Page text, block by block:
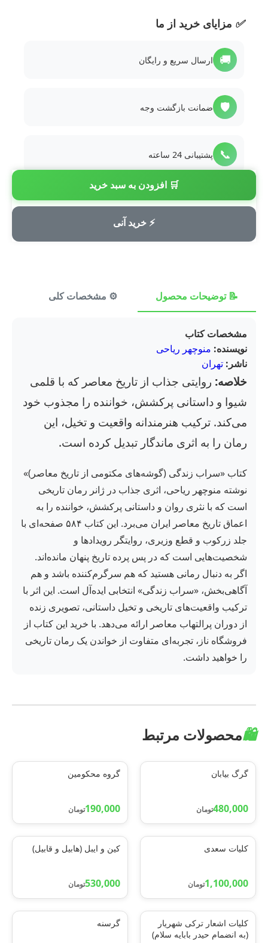
🛒 افزودن به سبد خرید
⚡ خرید آنی
✅ مزایای خرید از ما
🚚 ارسال سریع و رایگان
🛡️ ضمانت بازگشت وجه
📞 پشتیبانی 24 ساعته
💳 پرداخت امن
📝 توضیحات محصول ⚙️ مشخصات کلی
مشخصات کتاب
نویسنده: منوچهر ریاحی
ناشر: تهران
خلاصه: روایتی جذاب از تاریخ معاصر که با قلمی
شیوا و داستانی پرکشش، خواننده را مجذوب خود
می‌کند. ترکیب هنرمندانه واقعیت و تخیل، این
رمان را به اثری ماندگار تبدیل کرده است.
کتاب «سراب زندگی (گوشه‌های مکتومی از تاریخ معاصر)»
نوشته منوچهر ریاحی، اثری جذاب در ژانر رمان تاریخی
است که با نثری روان و داستانی پرکشش، خواننده را به
اعماق تاریخ معاصر ایران می‌برد. این کتاب ۵۸۴ صفحه‌ای با
جلد زرکوب و قطع وزیری، روایتگر رویدادها و
شخصیت‌هایی است که در پس پرده تاریخ پنهان مانده‌اند.
اگر به دنبال رمانی هستید که هم سرگرم‌کننده باشد و هم
آگاهی‌بخش، «سراب زندگی» انتخابی ایده‌آل است. این اثر با
ترکیب واقعیت‌های تاریخی و تخیل داستانی، تصویری زنده
از دوران پرالتهاب معاصر ارائه می‌دهد. با خرید این کتاب از
فروشگاه ناز، تجربه‌ای متفاوت از خواندن یک رمان تاریخی
را خواهید داشت.
🛍️محصولات مرتبط
گرگ بیابان
480,000تومان
گروه محکومین
190,000تومان
کلیات سعدی
1,100,000تومان
کین و ایبل (هابیل و قابیل)
530,000تومان
کلیات اشعار ترکی شهریار
(به انضمام حیدر بابایه سلام)
گرسنه